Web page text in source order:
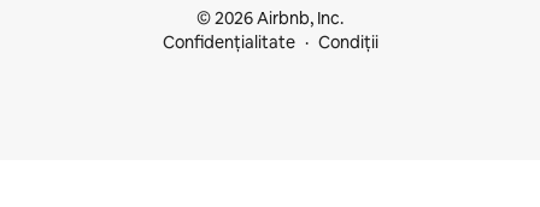
© 2026 Airbnb, Inc.
Confidențialitate
Condiții